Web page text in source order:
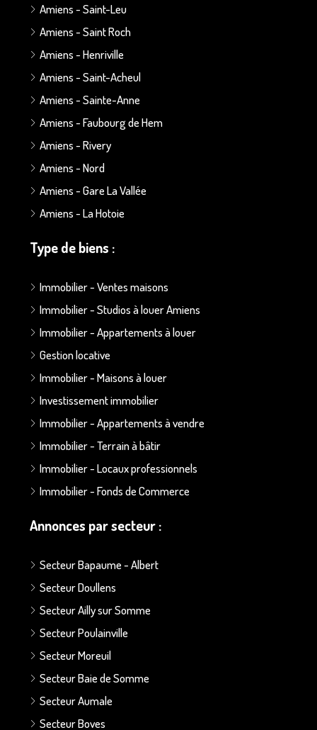
Amiens - Saint-Leu
Amiens - Saint Roch
Amiens - Henriville
Amiens - Saint-Acheul
Amiens - Sainte-Anne
Amiens - Faubourg de Hem
Amiens - Rivery
Amiens - Nord
Amiens - Gare La Vallée
Amiens - La Hotoie
Type de biens :
Immobilier - Ventes maisons
Immobilier - Studios à louer Amiens
Immobilier - Appartements à louer
Gestion locative
Immobilier - Maisons à louer
Investissement immobilier
Immobilier - Appartements à vendre
Immobilier - Terrain à bâtir
Immobilier - Locaux professionnels
Immobilier - Fonds de Commerce
Annonces par secteur :
Secteur Bapaume - Albert
Secteur Doullens
Secteur Ailly sur Somme
Secteur Poulainville
Secteur Moreuil
Secteur Baie de Somme
Secteur Aumale
Secteur Boves